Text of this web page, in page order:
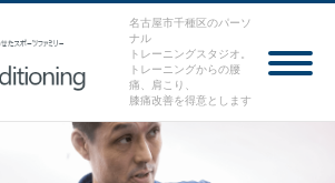
名古屋市千種区のパーソ
ナル
トレーニングスタジオ。
トレーニングからの腰
痛、肩こり、
膝痛改善を得意とします